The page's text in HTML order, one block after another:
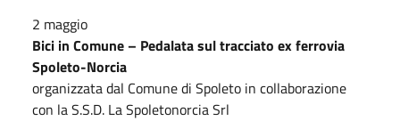
2 maggio
Bici in Comune – Pedalata sul tracciato ex ferrovia
Spoleto-Norcia
organizzata dal Comune di Spoleto in collaborazione
con la S.S.D. La Spoletonorcia Srl